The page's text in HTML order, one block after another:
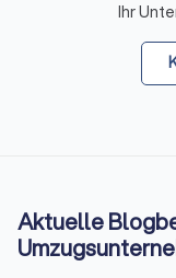
Ihr
Aktuelle